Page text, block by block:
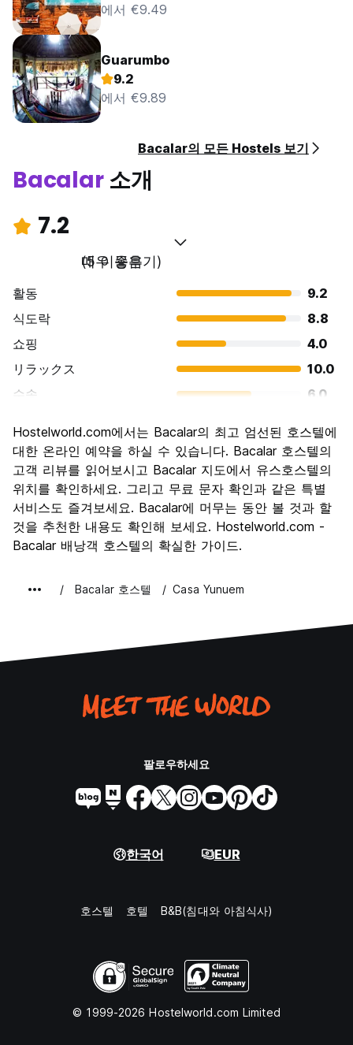
에서 €9.49
Guarumbo
9.2
에서 €9.89
Bacalar의 모든 Hostels 보기
Bacalar소개
7.2
매우 좋음
(5 이용후기)
활동
9.2
식도락
8.8
쇼핑
4.0
リラックス
10.0
수송
6.0
문화
6.8
나이트 라이프
4.0
가격 대비 만족도
8.8
Hostelworld.com에서는 Bacalar의 최고 엄선된 호스텔에
대한 온라인 예약을 하실 수 있습니다. Bacalar 호스텔의
고객 리뷰를 읽어보시고 Bacalar 지도에서 유스호스텔의
위치를 확인하세요. 그리고 무료 문자 확인과 같은 특별
서비스도 즐겨보세요. Bacalar에 머무는 동안 볼 것과 할
것을 추천한 내용도 확인해 보세요. Hostelworld.com -
Bacalar 배낭객 호스텔의 확실한 가이드.
Bacalar 호스텔 Casa Yunuem
팔로우하세요
한국어 EUR
호스텔 호텔 B&B(침대와 아침식사)
© 1999-2026 Hostelworld.com Limited